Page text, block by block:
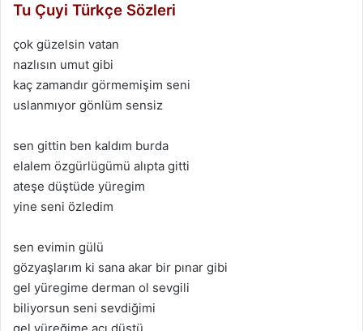
Tu Çuyi Türkçe Sözleri
çok güzelsin vatan
nazlısın umut gibi
kaç zamandır görmemişim seni
uslanmıyor gönlüm sensiz
sen gittin ben kaldım burda
elalem özgürlügümü alıpta gitti
ateşe düştüde yüregim
yine seni özledim
sen evimin gülü
gözyaşlarım ki sana akar bir pınar gibi
gel yüregime derman ol sevgili
biliyorsun seni sevdiğimi